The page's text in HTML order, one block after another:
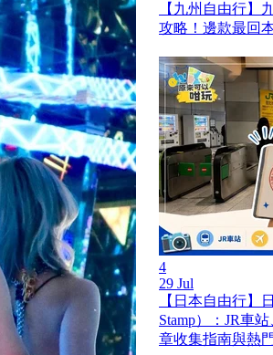
【九州自由行】
攻略！邊款最回
4
29 Jul
【日本自由行】
Stamp）：JR車
章收集指南與熱